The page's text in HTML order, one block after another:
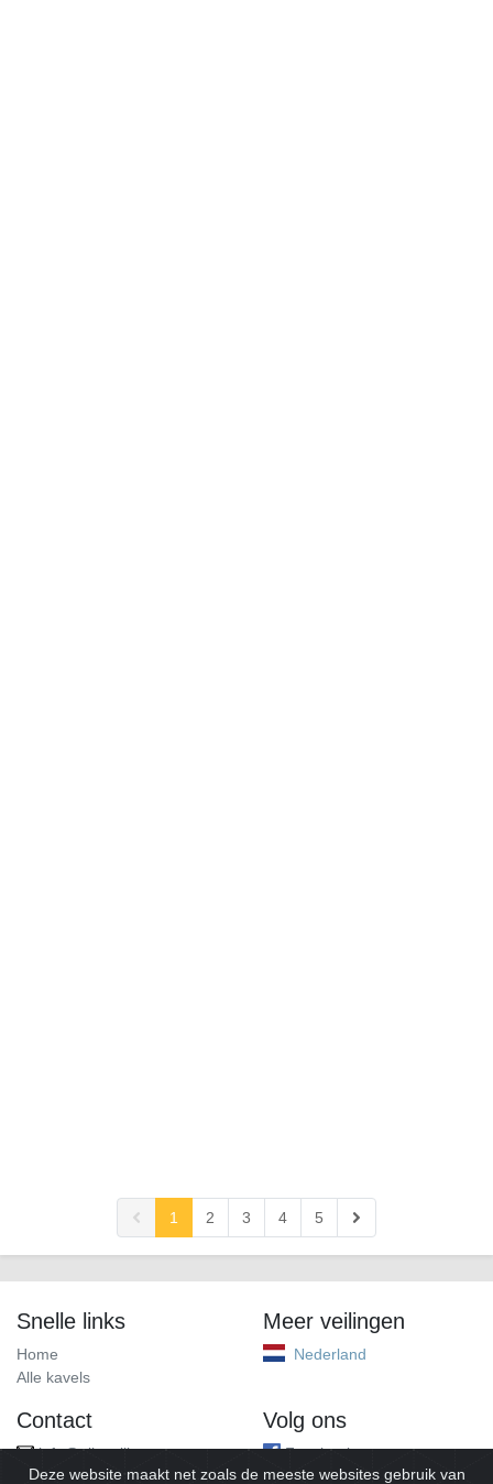
1 2 3 4 5
Snelle links
Home
Alle kavels
Meer veilingen
Nederland
Contact
info@alleveilingen.net
Volg ons
Facebook
Deze website maakt net zoals de meeste websites gebruik van